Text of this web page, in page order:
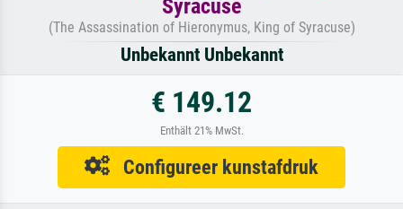
Syracuse
(The Assassination of Hieronymus, King of Syracuse)
Unbekannt Unbekannt
€ 149.12
Enthält 21% MwSt.
Configureer kunstafdruk